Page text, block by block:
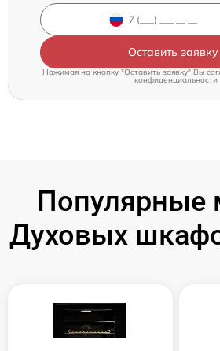
Оставить заявку
Нажимая на кнопку "Оставить заявку" Вы
конфиденциальности
Популярные
Духовых